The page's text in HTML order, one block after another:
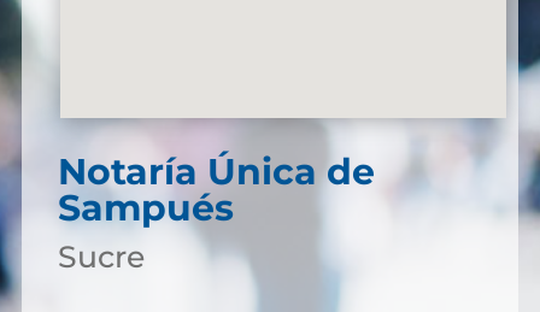
Notaría Única de
Sampués
Sucre